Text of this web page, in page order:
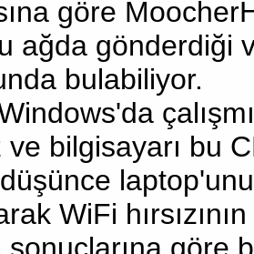
göre
ağda gönderdiği
bulabiliyor.
ve bilgisayarı bu
WiFi